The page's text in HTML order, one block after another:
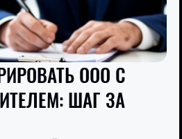
ООО С
ШАГ ЗА